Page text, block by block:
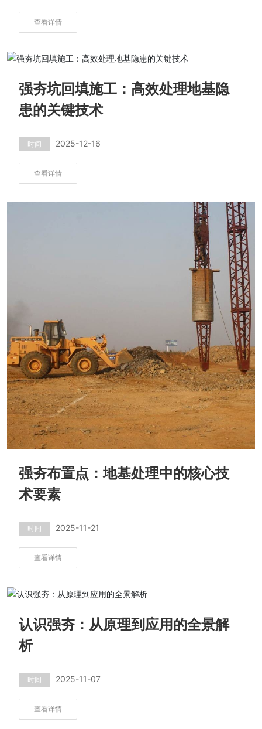
查看详情
强夯坑回填施工：高效处理地基隐
患的关键技术
时间 2025-12-16
查看详情
强夯布置点：地基处理中的核心技
术要素
时间 2025-11-21
查看详情
认识强夯：从原理到应用的全景解
析
时间 2025-11-07
查看详情